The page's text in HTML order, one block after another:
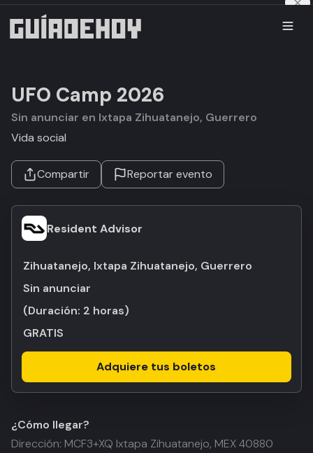
UFO Camp 2026
Sin anunciar en Ixtapa Zihuatanejo, Guerrero
Vida social
Compartir Reportar evento
Resident Advisor
Zihuatanejo, Ixtapa Zihuatanejo, Guerrero
Sin anunciar
(Duración: 2 horas)
GRATIS
Adquiere tus boletos
¿Cómo llegar?
Dirección: MCF3+XQ Ixtapa Zihuatanejo, MEX 40880